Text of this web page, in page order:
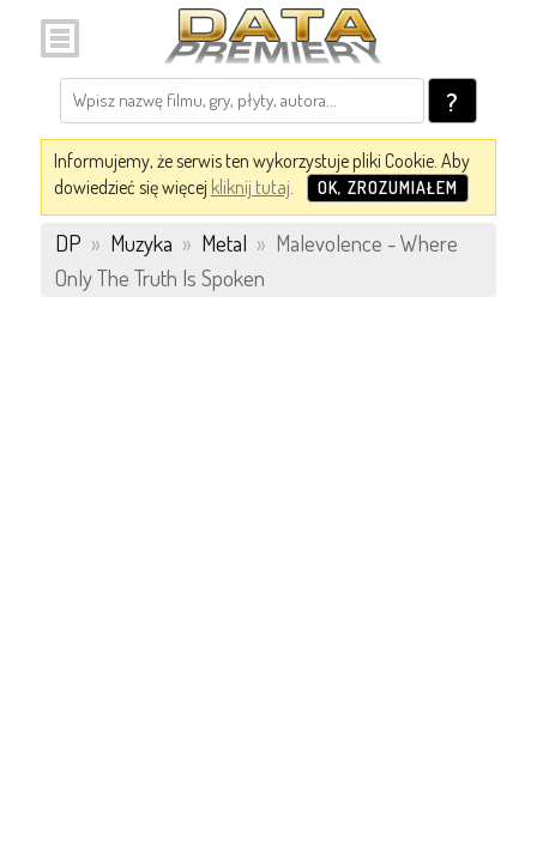
?
Informujemy, że serwis ten wykorzystuje pliki Cookie. Aby
dowiedzieć się więcej kliknij tutaj. OK, ZROZUMIAŁEM
DP » Muzyka » Metal » Malevolence - Where
Only The Truth Is Spoken